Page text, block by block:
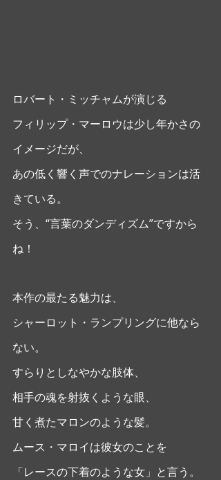
ロバート・ミッチャムが演じる
フィリップ・マーロウは少し年かさの
イメージだが、
あの低く響く声でのナレーションは活
きている。
そう、“言葉のダンディズム”ですから
ね！
本作の最たる魅力は、
シャーロット・ランプリングに他なら
ない。
すらりとしなやかな肢体、
相手の魂を射抜くような眼、
甘く煮たマロンのような髪。
ムース・マロイは彼女のことを
「レースの下着のような女」と言う。